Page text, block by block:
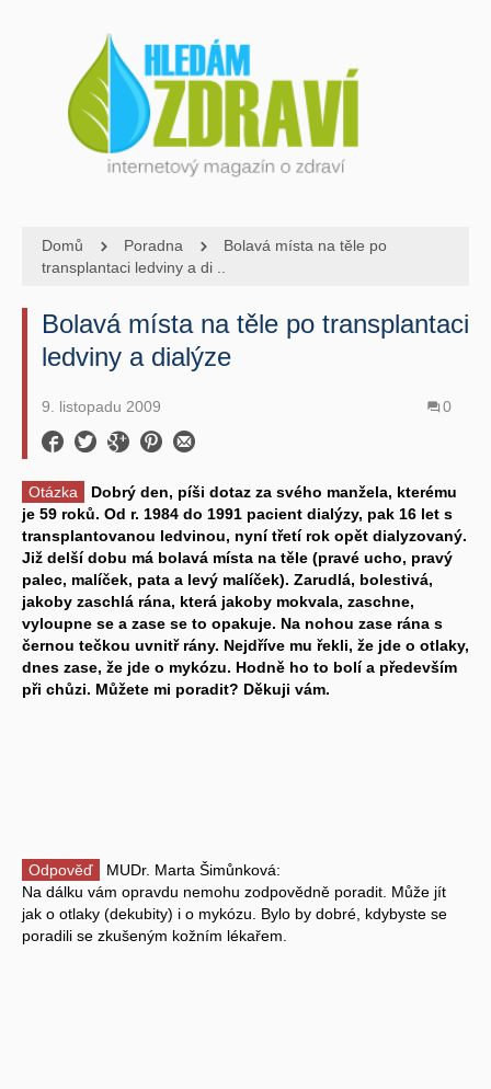
Domů Poradna
Bolavá místa na těle po
transplantaci ledviny a di ..
Bolavá místa na těle po transplantaci
ledviny a dialýze
9. listopadu 2009 0
Otázka
Dobrý den, píši dotaz za svého manžela, kterému
je 59 roků. Od r. 1984 do 1991 pacient dialýzy, pak 16 let s
transplantovanou ledvinou, nyní třetí rok opět dialyzovaný.
Již delší dobu má bolavá místa na těle (pravé ucho, pravý
palec, malíček, pata a levý malíček). Zarudlá, bolestivá,
jakoby zaschlá rána, která jakoby mokvala, zaschne,
vyloupne se a zase se to opakuje. Na nohou zase rána s
černou tečkou uvnitř rány. Nejdříve mu řekli, že jde o otlaky,
dnes zase, že jde o mykózu. Hodně ho to bolí a především
při chůzi. Můžete mi poradit? Děkuji vám.
Odpověď
MUDr. Marta Šimůnková:
Na dálku vám opravdu nemohu zodpovědně poradit. Může jít
jak o otlaky (dekubity) i o mykózu. Bylo by dobré, kdybyste se
poradili se zkušeným kožním lékařem.